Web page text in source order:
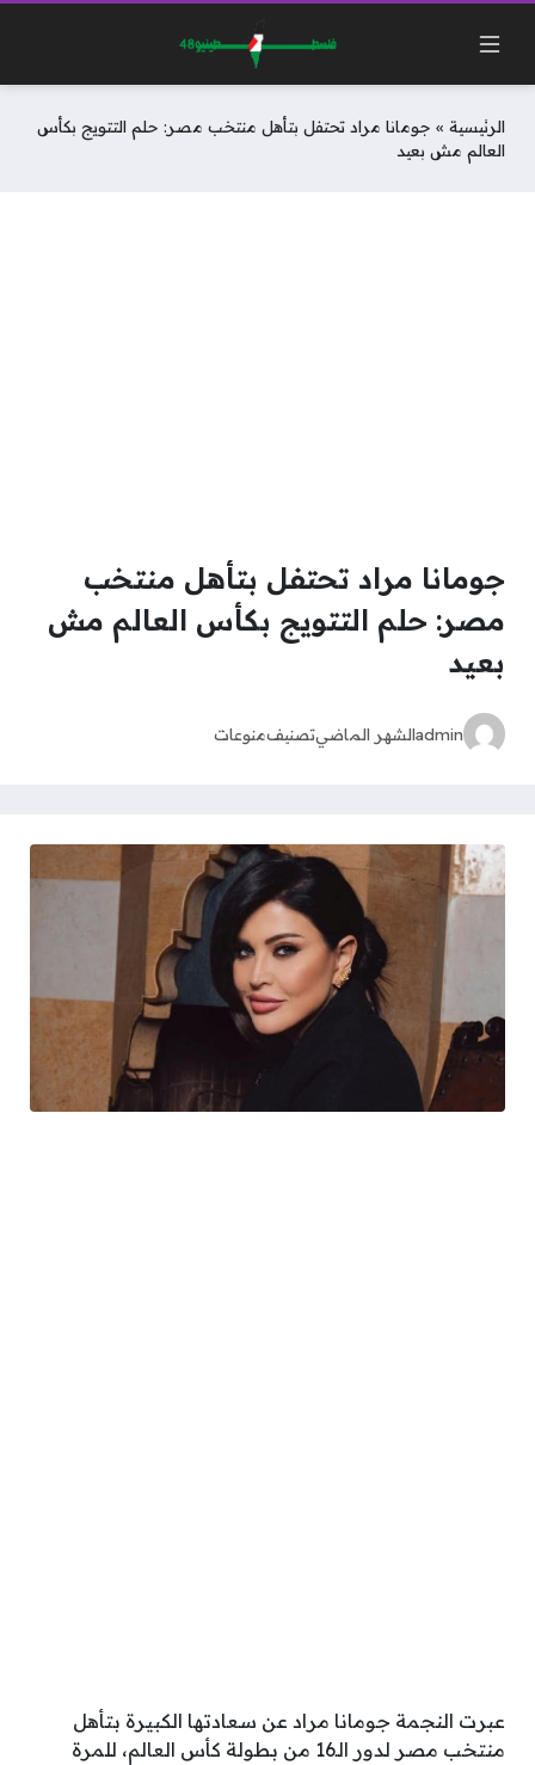
الرئيسية » جومانا مراد تحتفل بتأهل منتخب مصر: حلم التتويج بكأس
العالم مش بعيد
جومانا مراد تحتفل بتأهل منتخب
مصر: حلم التتويج بكأس العالم مش
بعيد
adminالشهر الماضيتصنيفمنوعات
عبرت النجمة جومانا مراد عن سعادتها الكبيرة بتأهل
منتخب مصر لدور الـ16 من بطولة كأس العالم، للمرة